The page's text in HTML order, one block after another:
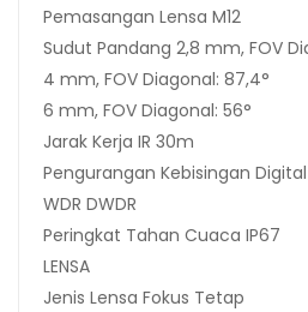
Pemasangan Lensa M12
Sudut Pandang 2,8 mm, FOV
4 mm, FOV Diagonal: 87,4°
6 mm, FOV Diagonal: 56°
Jarak Kerja IR 30m
Pengurangan Kebisingan Digital
WDR DWDR
Peringkat Tahan Cuaca IP67
LENSA
Jenis Lensa Fokus Tetap